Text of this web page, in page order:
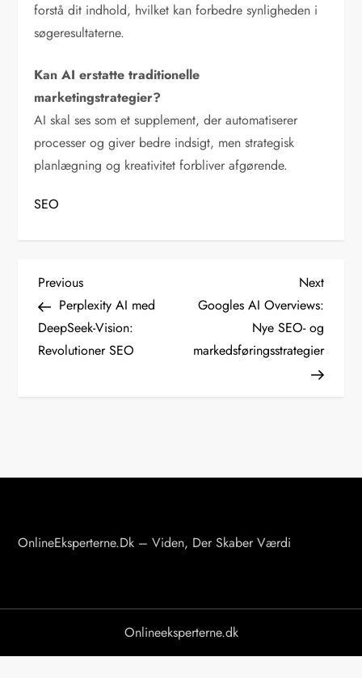
forstå dit indhold, hvilket kan forbedre synligheden i
søgeresultaterne.
Kan AI erstatte traditionelle
marketingstrategier?
AI skal ses som et supplement, der automatiserer
processer og giver bedre indsigt, men strategisk
planlægning og kreativitet forbliver afgørende.
SEO
I
n
d
l
i
Previous
Post
Previous
Perplexity AI med
DeepSeek-Vision:
Revolutioner SEO
Next
Post
Next
Googles AI Overviews:
Nye SEO- og
markedsføringsstrategier
OnlineEksperterne.dk – Viden, Der Skaber Værdi
Onlineeksperterne.dk